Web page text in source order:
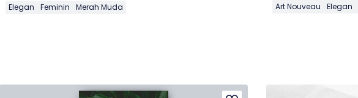
Elegan Feminin Merah Muda Art Nouveau Elegan